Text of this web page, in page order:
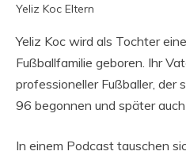
Yeliz Koc Eltern
Yeliz Koc wird als Tochter
Fußballfamilie geboren. Ihr
professioneller Fußballer, der
96 begonnen und später
In einem Podcast tauschen